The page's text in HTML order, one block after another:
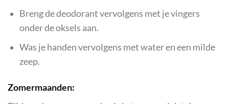
Breng de deodorant vervolgens met je vingers
onder de oksels aan.
Was je handen vervolgens met water en een milde
zeep.
Zomermaanden: